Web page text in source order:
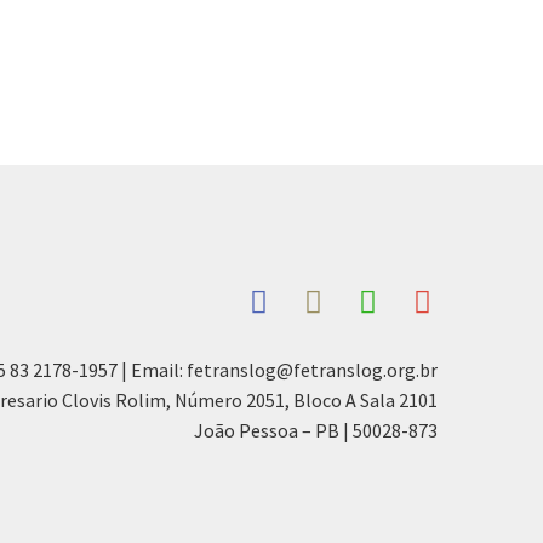
83 2178-1957 | Email: fetranslog@fetranslog.org.br
Clovis Rolim, Número 2051, Bloco A Sala 2101
João Pessoa – PB | 50028-873